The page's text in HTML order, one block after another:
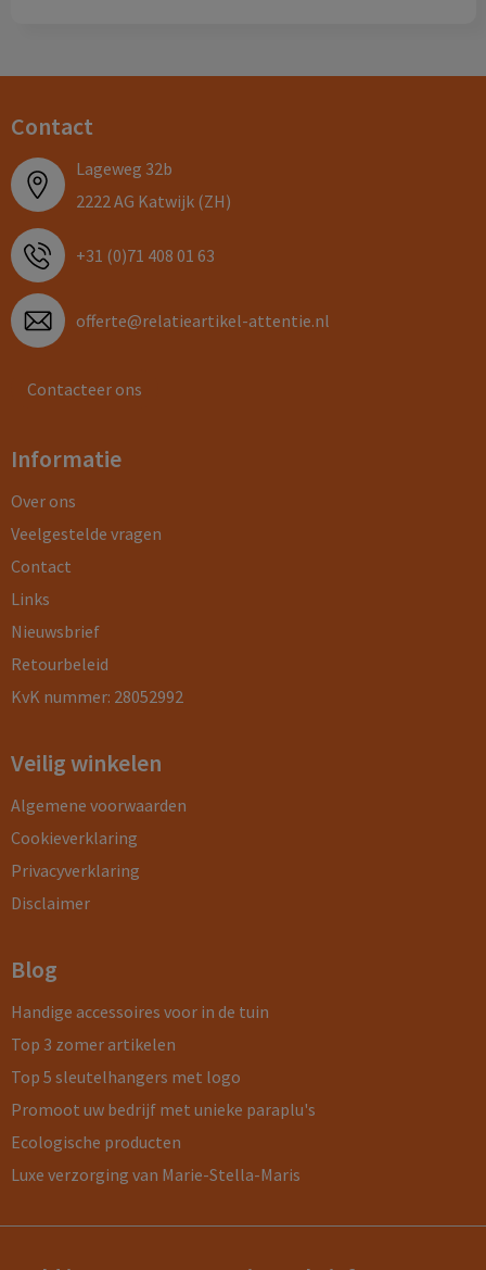
Contact
Lageweg 32b
2222 AG Katwijk (ZH)
+31 (0)71 408 01 63
offerte@relatieartikel-attentie.nl
Contacteer ons
Informatie
Over ons
Veelgestelde vragen
Contact
Links
Nieuwsbrief
Retourbeleid
KvK nummer: 28052992
Veilig winkelen
Algemene voorwaarden
Cookieverklaring
Privacyverklaring
Disclaimer
Blog
Handige accessoires voor in de tuin
Top 3 zomer artikelen
Top 5 sleutelhangers met logo
Promoot uw bedrijf met unieke paraplu's
Ecologische producten
Luxe verzorging van Marie-Stella-Maris